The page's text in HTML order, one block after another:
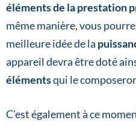
éléments de la prestation
même manière, vous
meilleure idée de la
appareil devra être doté
élémentsqui le
C’est également à ce